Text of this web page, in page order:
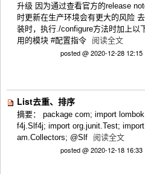
升级 因为通过查看官方的release
时更新在生产环境会有更大的风险
装时，执行./configure方法时加上以
用的模块 #配置指令
阅读全文
posted @ 2020-12-28 12:15
List去重、排序
摘要： package com; import
f4j.Slf4j; import org.junit.Test;
am.Collectors; @Slf
阅读全文
posted @ 2020-12-18 16:33